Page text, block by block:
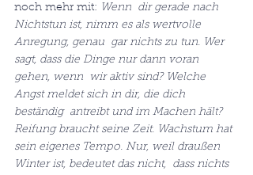
noch mehr mit:
Wenn  dir gerade nach
Nichtstun ist, nimm es als wertvolle
Anregung, genau  gar nichts zu tun. Wer
sagt, dass die Dinge nur dann voran
gehen, wenn  wir aktiv sind? Welche
Angst meldet sich in dir, die dich
beständig  antreibt und im Machen hält?
Reifung braucht seine Zeit. Wachstum hat
sein eigenes Tempo. Nur, weil draußen
Winter ist, bedeutet das nicht,  dass nichts